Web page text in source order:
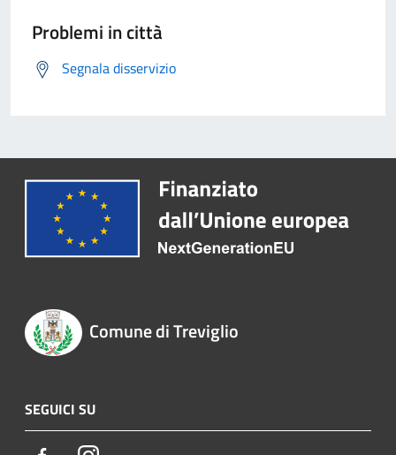
Problemi in città
Segnala disservizio
Comune di Treviglio
SEGUICI SU